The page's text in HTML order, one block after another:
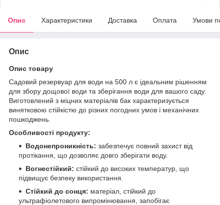
Опис Характеристики Доставка Оплата Умови
Опис
Опис товару
Садовий резервуар для води на 500 л є ідеальним рішенням
для збору дощової води та зберігання води для вашого саду.
Виготовлений з міцних матеріалів бак характеризується
винятковою стійкістю до різних погодних умов і механічних
пошкоджень.
Особливості продукту:
Водонепроникність: забезпечує повний захист від
протікання, що дозволяє довго зберігати воду.
Вогнестійкий: стійкий до високих температур, що
підвищує безпеку використання.
Стійкий до сонця: матеріал, стійкий до
ультрафіолетового випромінювання, запобігає